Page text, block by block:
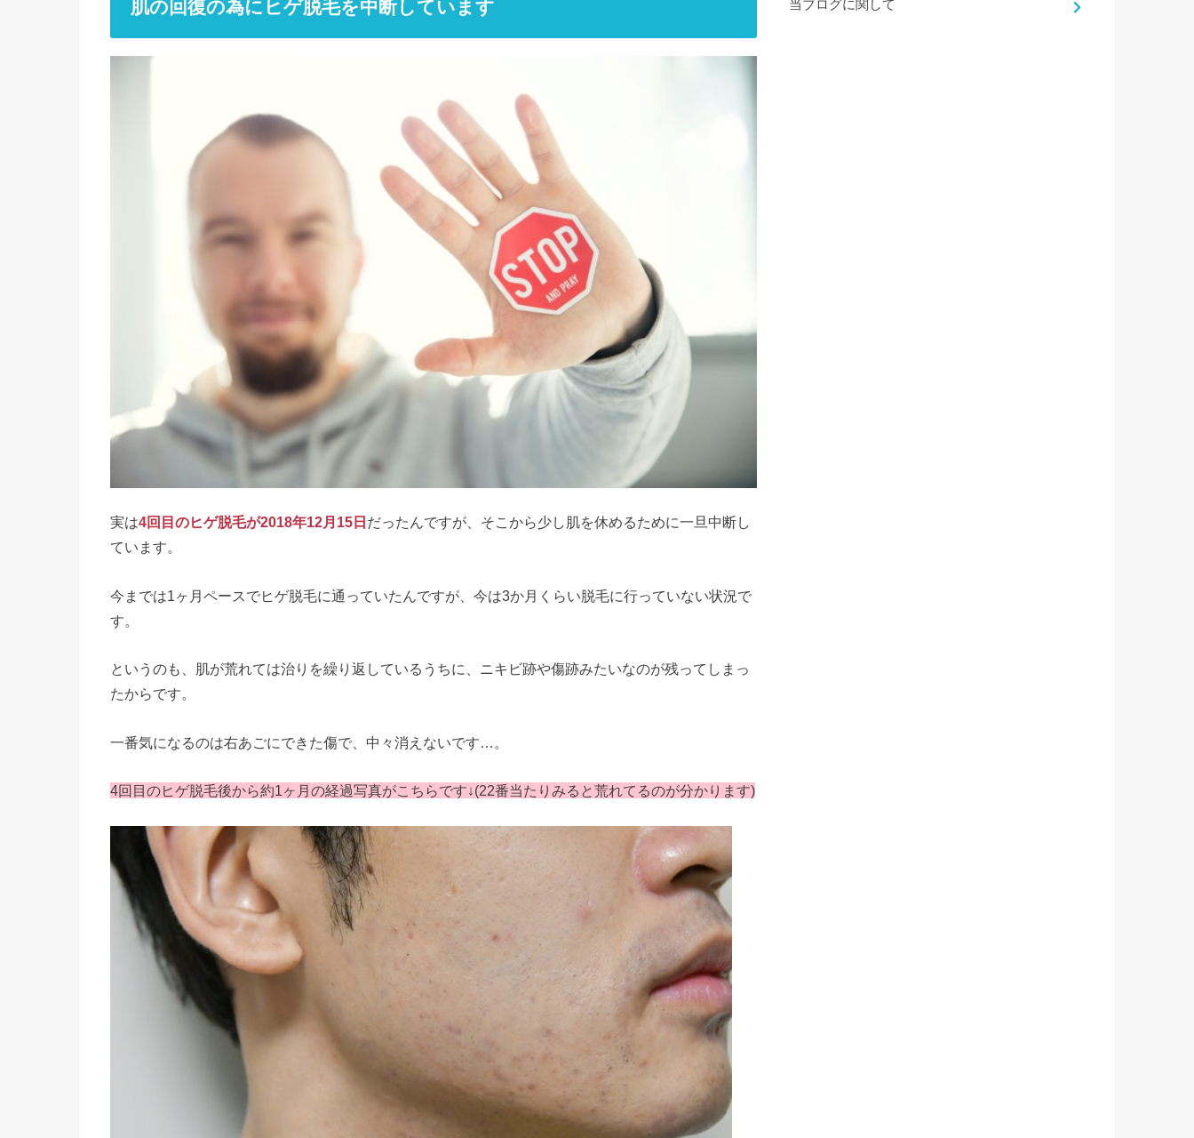
肌の回復の為にヒゲ脱毛を中断しています
実は4回目のヒゲ脱毛が2018年12月15日 だったんですが、そこから少し肌を休めるために一旦中断し
ています。
今までは1ヶ月ペースでヒゲ脱毛に通っていたんですが、今は3か月くらい脱毛に行っていない状況で
す。
というのも、肌が荒れては治りを繰り返しているうちに、ニキビ跡や傷跡みたいなのが残ってしまっ
たからです。
一番気になるのは右あごにできた傷で、中々消えないです…。
4回目のヒゲ脱毛後から約1ヶ月の経過写真がこちらです↓(22番当たりみると荒れてるのが分かります)
当ブログに関して